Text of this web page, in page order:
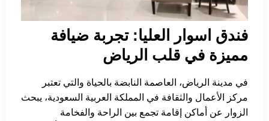
فندق اسوار العليا: تجربة ضيافة
مميزة في قلب الرياض
في مدينة الرياض، العاصمة النابضة بالحياة والتي تعتبر
مركز الأعمال والثقافة في المملكة العربية السعودية، يبحث
الزوار عن أماكن إقامة تجمع بين الراحة والفخامة